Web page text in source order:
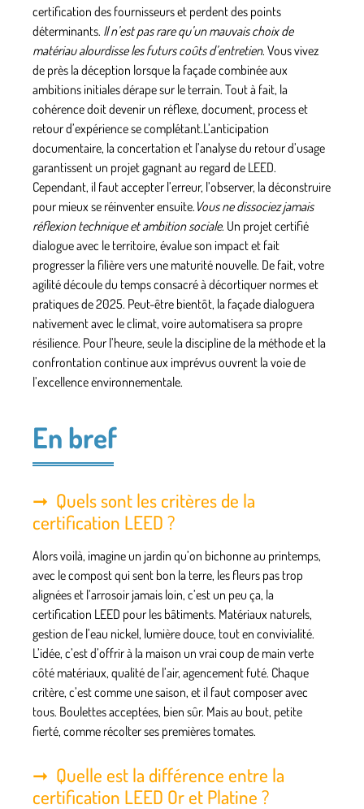
certification des fournisseurs et perdent des points
déterminants. Il n’est pas rare qu’un mauvais choix de
matériau alourdisse les futurs coûts d’entretien. Vous vivez
de près la déception lorsque la façade combinée aux
ambitions initiales dérape sur le terrain. Tout à fait, la
cohérence doit devenir un réflexe, document, process et
retour d’expérience se complétant.L’anticipation
documentaire, la concertation et l’analyse du retour d’usage
garantissent un projet gagnant au regard de LEED.
Cependant, il faut accepter l’erreur, l’observer, la déconstruire
pour mieux se réinventer ensuite. Vous ne dissociez jamais
réflexion technique et ambition sociale. Un projet certifié
dialogue avec le territoire, évalue son impact et fait
progresser la filière vers une maturité nouvelle. De fait, votre
agilité découle du temps consacré à décortiquer normes et
pratiques de 2025. Peut-être bientôt, la façade dialoguera
nativement avec le climat, voire automatisera sa propre
résilience. Pour l’heure, seule la discipline de la méthode et la
confrontation continue aux imprévus ouvrent la voie de
l’excellence environnementale.
En bref
Quels sont les critères de la
certification LEED ?
Alors voilà, imagine un jardin qu’on bichonne au printemps,
avec le compost qui sent bon la terre, les fleurs pas trop
alignées et l’arrosoir jamais loin, c’est un peu ça, la
certification LEED pour les bâtiments. Matériaux naturels,
gestion de l’eau nickel, lumière douce, tout en convivialité.
L’idée, c’est d’offrir à la maison un vrai coup de main verte
côté matériaux, qualité de l’air, agencement futé. Chaque
critère, c’est comme une saison, et il faut composer avec
tous. Boulettes acceptées, bien sûr. Mais au bout, petite
fierté, comme récolter ses premières tomates.
Quelle est la différence entre la
certification LEED Or et Platine ?